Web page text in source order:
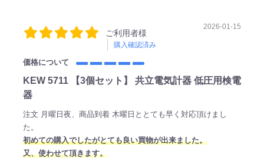
ご利用者様
購入確認済み
2026-01-15
価格について
KEW 5711 【3個セット】 共立電気計器 低圧用検電
器
注文 月曜日夜、商品到着 木曜日ととても早く対応頂けまし
た。
初めての購入でしたがとても良い買物が出来ました。
又、使わせて頂きます。